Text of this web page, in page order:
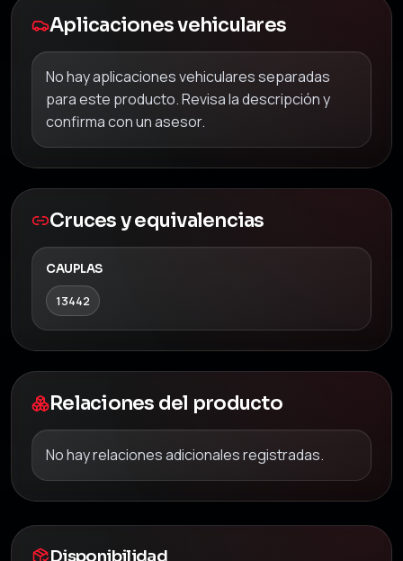
Aplicaciones vehiculares
No hay aplicaciones vehiculares separadas
para este producto. Revisa la descripción y
confirma con un asesor.
Cruces y equivalencias
CAUPLAS
13442
Relaciones del producto
No hay relaciones adicionales registradas.
Disponibilidad